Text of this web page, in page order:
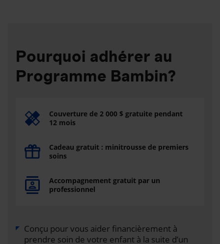
Pourquoi adhérer au
Programme Bambin?
Couverture de 2 000 $ gratuite pendant
12 mois
Cadeau gratuit : minitrousse de premiers
soins
Accompagnement gratuit par un
professionnel
Conçu pour vous aider financièrement à
prendre soin de votre enfant à la suite d’un